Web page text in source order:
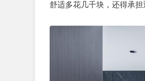
舒适多花几千块，还得承